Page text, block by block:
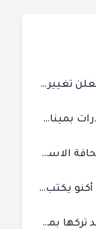
الصحراء المغربية .. كولومبيا تعلن تغييرا في موقفها وتعترف بسيادة المغرب على صحرائه
إحباط تهريب 350 كغ من المخدرات بميناء طنجة المتوسط
نهائي كأس العالم 2030 .. الصحافة الاسبانية قلقة من حسم الملف لصالح المغرب و”تتهم رئيس الفيفا”
من الصحراء المغربية.. يوسف أكنو يكتب عن أزمة سبتة المحتلة ويؤكد ان الهجرة السرية ليست حلا وبناء الوطن هو الخيار الأفضل
طنجة: شبهة سرقة سيارة بعد تركها بمحل ميكانيك للإصلاح